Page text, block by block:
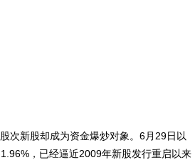
新股却成为资金爆炒对象。6月29日以
，已经逼近2009年新股发行重启以来